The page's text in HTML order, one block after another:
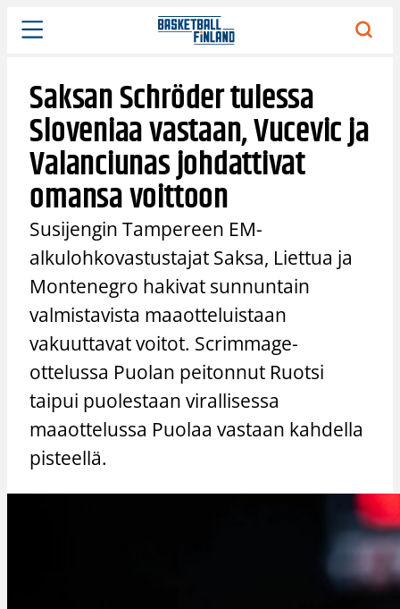
Siirry
sisältöön
Saksan Schröder tulessa
Sloveniaa vastaan, Vucevic ja
Valanciunas johdattivat
omansa voittoon
Susijengin Tampereen EM-
alkulohkovastustajat Saksa, Liettua ja
Montenegro hakivat sunnuntain
valmistavista maaotteluistaan
vakuuttavat voitot. Scrimmage-
ottelussa Puolan peitonnut Ruotsi
taipui puolestaan virallisessa
maaottelussa Puolaa vastaan kahdella
pisteellä.